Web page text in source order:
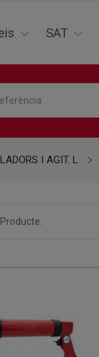
SAT
I AGIT. L
Producte.